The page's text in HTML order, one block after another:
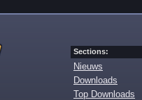
Sections:
Nieuws
Downloads
Top Downloads